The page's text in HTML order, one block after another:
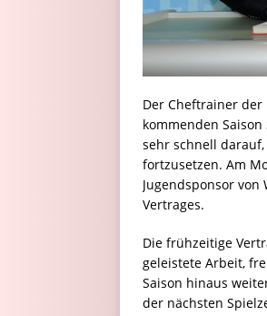
Der Cheftrainer der
kommenden
sehr schnell
fortzusetzen. Am
Jugendsponsor
Vertrages.
Die frühzeitige
geleistete Arbeit,
Saison hinaus
der nächsten